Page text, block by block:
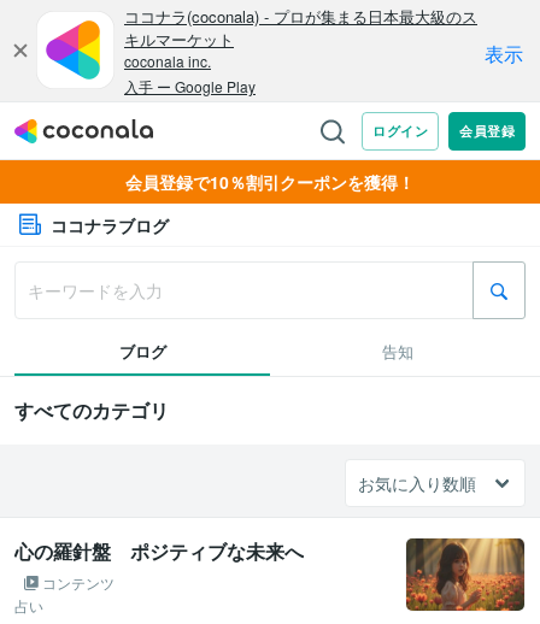
会員登録で10％割引クーポンを獲得！
ココナラブログ
ブログ 告知
すべてのカテゴリ
心の羅針盤 ポジティブな未来へ
コンテンツ
占い